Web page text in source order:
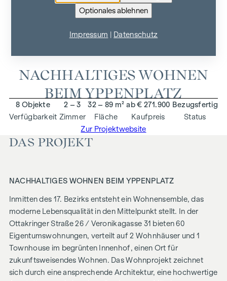
OTTAKRINGER STRASSE 26
NACHHALTIGES WOHNEN
BEIM YPPENPLATZ
Verfügbarkeit
8 Objekte
Zimmer
2 – 3
Fläche
32 – 89 m²
Kaufpreis
ab € 271.900
Status
Bezugsfertig
Zur Projektwebsite
DAS PROJEKT
NACHHALTIGES WOHNEN BEIM YPPENPLATZ
Inmitten des 17. Bezirks entsteht ein Wohnensemble, das
moderne Lebensqualität in den Mittelpunkt stellt. In der
Ottakringer Straße 26 / Veronikagasse 31 bieten 60
Eigentumswohnungen, verteilt auf 2 Wohnhäuser und 1
Townhouse im begrünten Innenhof, einen Ort für
zukunftsweisendes Wohnen. Das Wohnprojekt zeichnet
sich durch eine ansprechende Architektur, eine hochwertige
Optionales ablehnen
Impressum Datenschutz